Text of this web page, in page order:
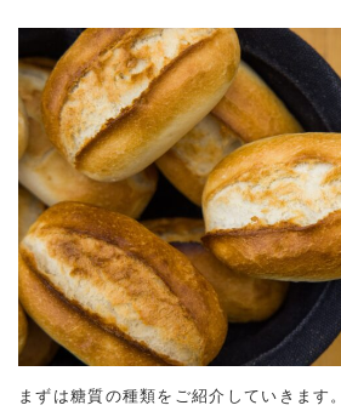
まずは糖質の種類をご紹介していきます。